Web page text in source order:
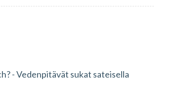
- Vedenpitävät sukat sateisella